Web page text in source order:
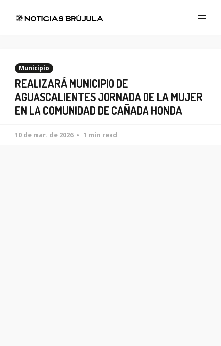
Municipio
REALIZARÁ MUNICIPIO DE
AGUASCALIENTES JORNADA DE LA MUJER
EN LA COMUNIDAD DE CAÑADA HONDA
10 de mar. de 2026 1 min read